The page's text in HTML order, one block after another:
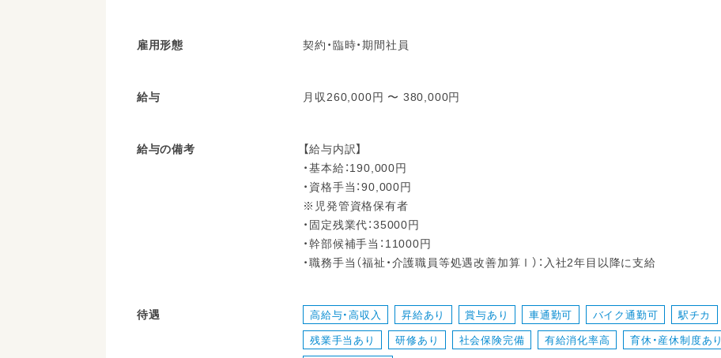
雇用形態 契約・臨時・期間社員
給与 月収260,000円 〜 380,000円
給与の備考
【給与内訳】
・基本給：190,000円
・資格手当：90,000円
※児発管資格保有者
・固定残業代：35000円
・幹部候補手当：11000円
・職務手当（福祉・介護職員等処遇改善加算Ⅰ）：入社2年目以降に支給
待遇 高給与・高収入 昇給あり 賞与あり 車通勤可 バイク通勤可 駅チカ
残業手当あり 研修あり 社会保険完備 有給消化率高 育休・産休制度あり